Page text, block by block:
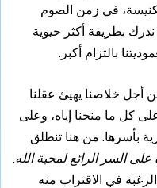
في زمن الصوم
ندرك بطريقة أكثر حيوية
بالتزام أكبر.
أجل خلاصنا يهيئ عقلنا
كل ما منحنا إياه، وعلى
بأسرها. من هنا تنطلق
السر الرائع لمحبة الله
في الاقتراب منه